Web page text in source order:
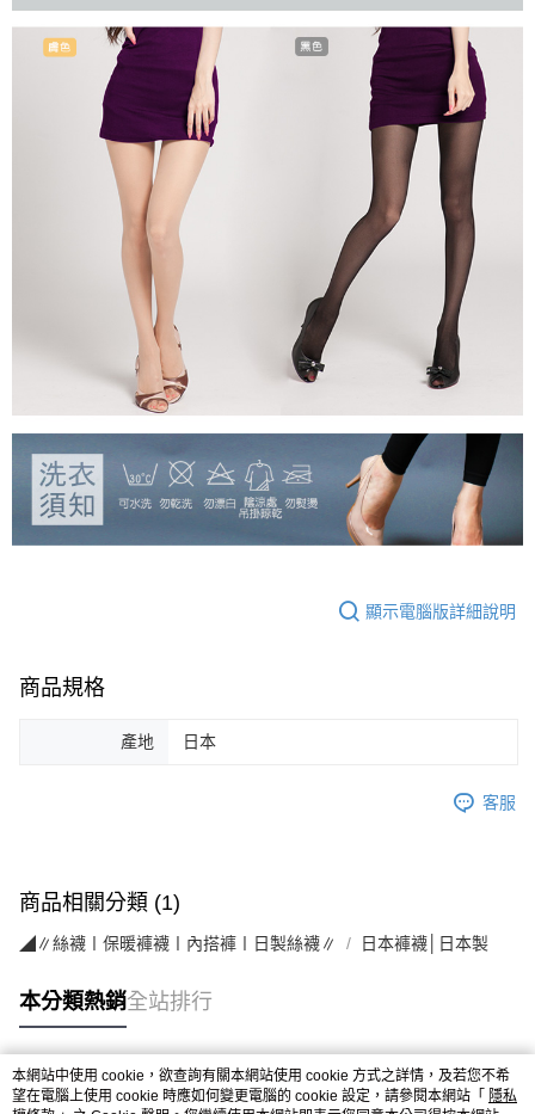
顯示電腦版詳細說明
商品規格
產地 日本
客服
商品相關分類 (1)
◢∥絲襪〡保暖褲襪〡內搭褲〡日製絲襪∥ 日本褲襪│日本製
本分類熱銷全站排行
熱門標籤
本網站中使用 cookie，欲查詢有關本網站使用 cookie 方式之詳情，及若您不希
望在電腦上使用 cookie 時應如何變更電腦的 cookie 設定，請參閱本網站「 隱私